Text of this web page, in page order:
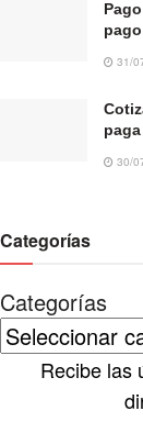
31/
30/
Categorías
Categorías
Recibe las